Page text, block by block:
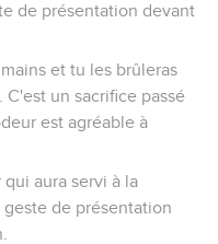
de présentation devant
et tu les brûleras
un sacrifice passé
est agréable à
aura servi à la
de présentation